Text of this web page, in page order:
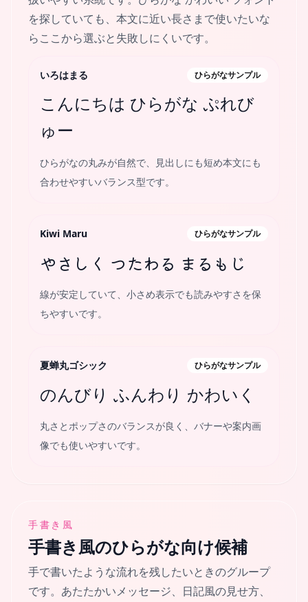
を探していても、本文に近い長さまで使いたいな
らここから選ぶと失敗しにくいです。
いろはまる ひらがなサンプル
こんにちは ひらがな ぷれび
ゅー
ひらがなの丸みが自然で、見出しにも短め本文にも
合わせやすいバランス型です。
Kiwi Maru ひらがなサンプル
やさしく つたわる まるもじ
線が安定していて、小さめ表示でも読みやすさを保
ちやすいです。
夏蝉丸ゴシック ひらがなサンプル
のんびり ふんわり かわいく
丸さとポップさのバランスが良く、バナーや案内画
像でも使いやすいです。
手書き風
手書き風のひらがな向け候補
手で書いたような流れを残したいときのグループ
です。あたたかいメッセージ、日記風の見せ方、